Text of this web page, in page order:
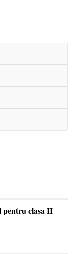
pentru clasa II